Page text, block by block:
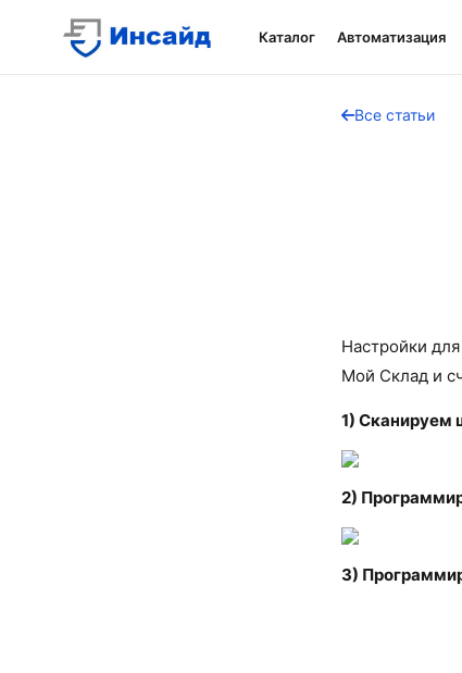
Каталог Автоматизация
Все статьи
Настройки
Мой Склад и
1) Сканируем
2)
3)